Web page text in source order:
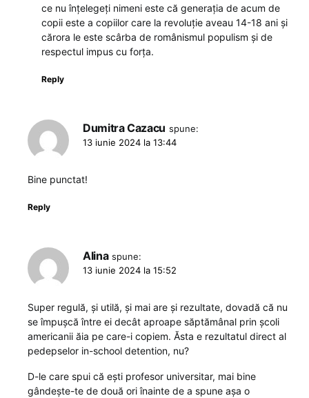
ce nu înțelegeți nimeni este că generația de acum de
copii este a copiilor care la revoluție aveau 14-18 ani și
cărora le este scârba de românismul populism și de
respectul impus cu forța.
Reply
Dumitra Cazacu spune:
13 iunie 2024 la 13:44
Bine punctat!
Reply
Alina spune:
13 iunie 2024 la 15:52
Super regulă, și utilă, și mai are și rezultate, dovadă că nu
se împușcă între ei decât aproape săptămânal prin școli
americanii ăia pe care-i copiem. Ăsta e rezultatul direct al
pedepselor in-school detention, nu?
D-le care spui că ești profesor universitar, mai bine
gândește-te de două ori înainte de a spune așa o